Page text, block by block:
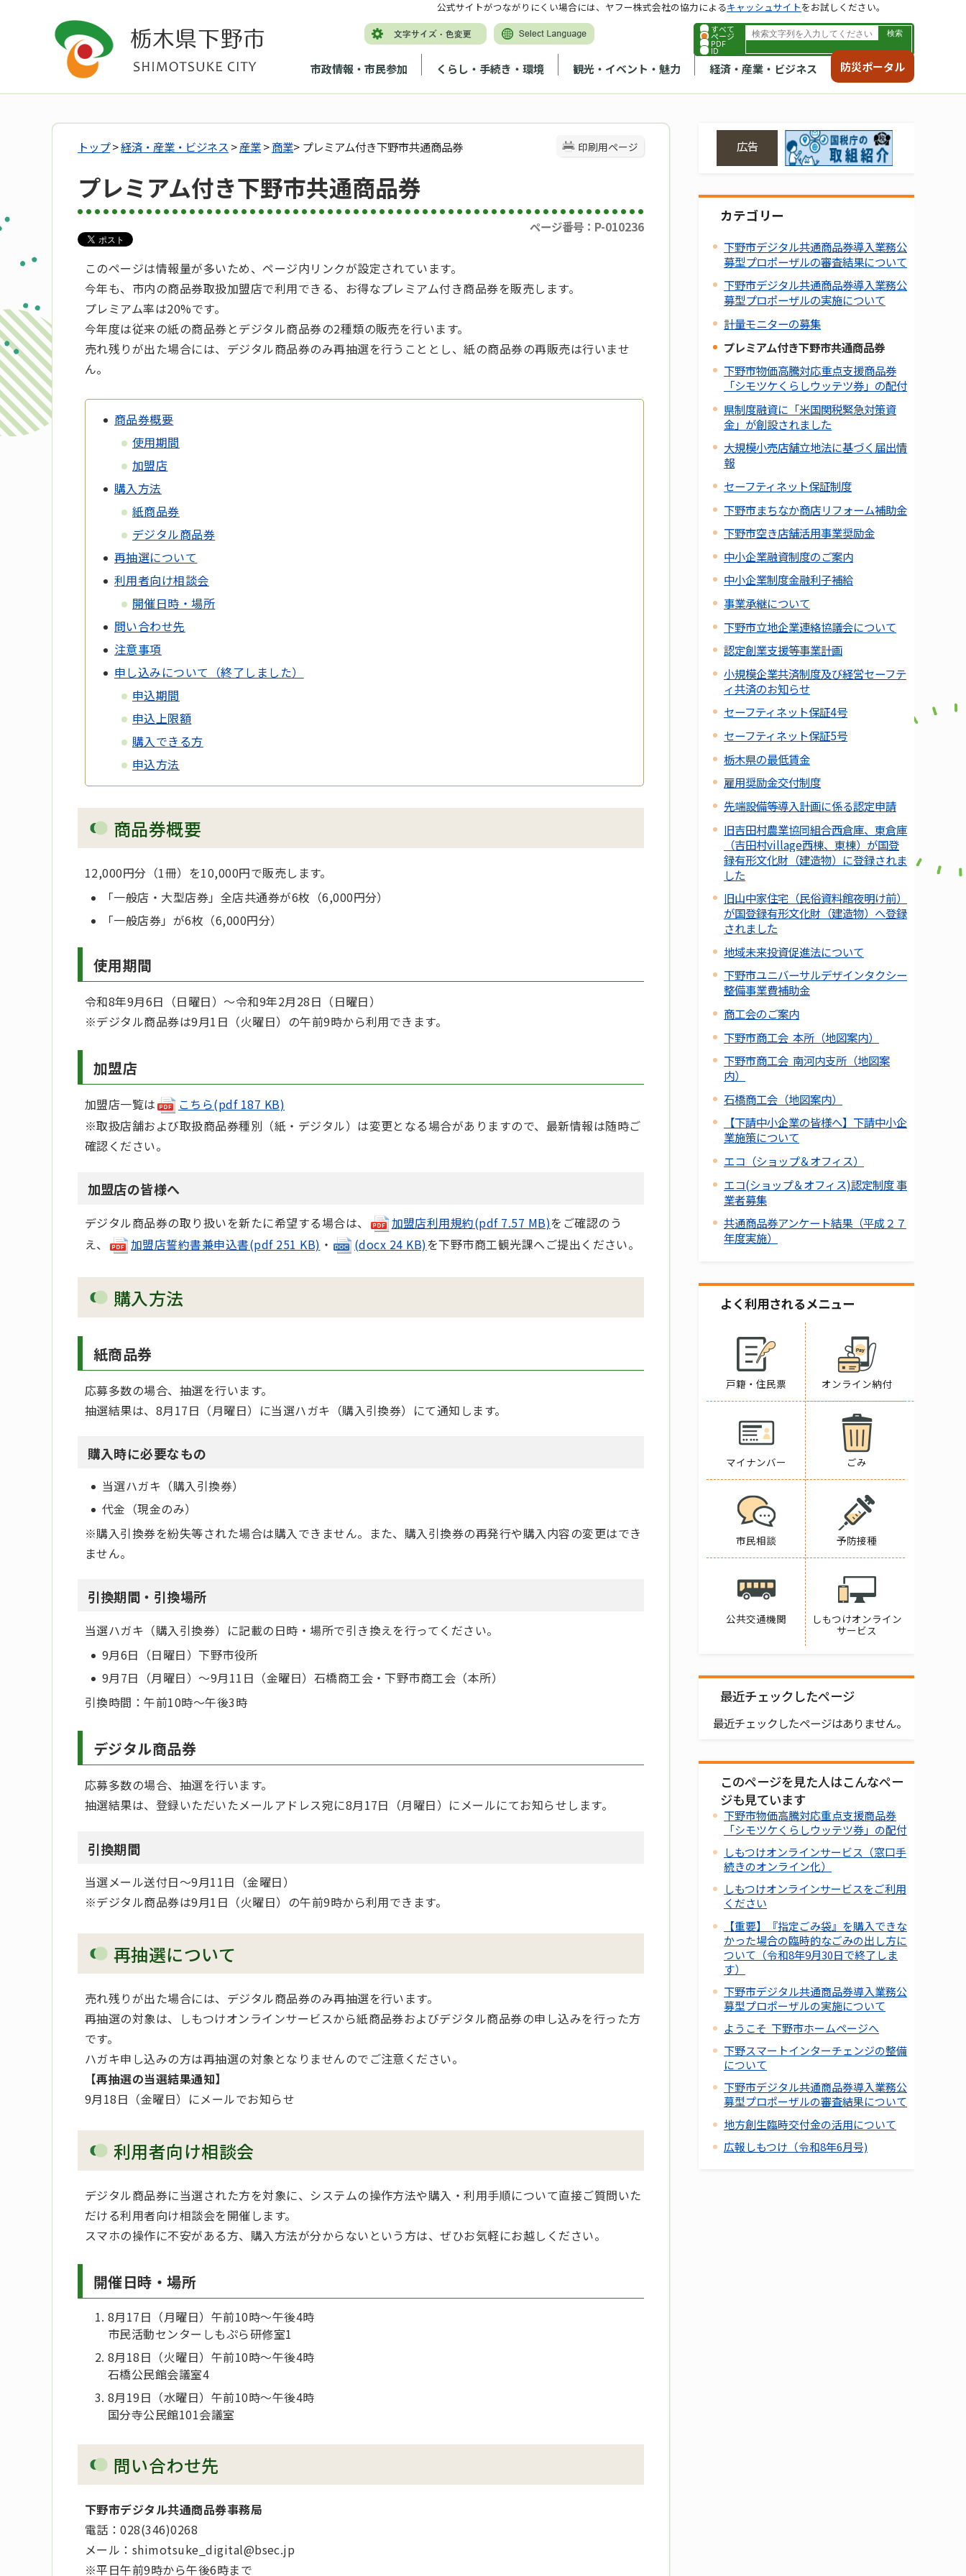
すべて
ページ
PDF
ID
市政情報・市民参加 くらし・手続き・環境 観光・イベント・魅力 経済・産業・ビジネス 防災ポータル
公式サイトがつながりにくい場合には、ヤフー株式会社の協力によるキャッシュサイトをお試しください。
印刷用ページ
トップ>経済・産業・ビジネス >産業>商業> プレミアム付き下野市共通商品券
プレミアム付き下野市共通商品券
ページ番号：P-010236
このページは情報量が多いため、ページ内リンクが設定されています。
今年も、市内の商品券取扱加盟店で利用できる、お得なプレミアム付き商品券を販売します。
プレミアム率は20%です。
今年度は従来の紙の商品券とデジタル商品券の2種類の販売を行います。
売れ残りが出た場合には、デジタル商品券のみ再抽選を行うこととし、紙の商品券の再販売は行いませ
ん。
商品券概要
使用期間
加盟店
購入方法
紙商品券
デジタル商品券
再抽選について
利用者向け相談会
開催日時・場所
問い合わせ先
注意事項
申し込みについて（終了しました）
申込期間
申込上限額
購入できる方
申込方法
商品券概要
12,000円分（1冊）を10,000円で販売します。
「一般店・大型店券」全店共通券が6枚（6,000円分）
「一般店券」が6枚（6,000円分）
使用期間
令和8年9月6日（日曜日）～令和9年2月28日（日曜日）
※デジタル商品券は9月1日（火曜日）の午前9時から利用できます。
加盟店
加盟店一覧は
こちら(pdf 187 KB)
※取扱店舗および取扱商品券種別（紙・デジタル）は変更となる場合がありますので、最新情報は随時ご
確認ください。
加盟店の皆様へ
デジタル商品券の取り扱いを新たに希望する場合は、 加盟店利用規約(pdf 7.57 MB)をご確認のう
え、
加盟店誓約書兼申込書(pdf 251 KB) ・ (docx 24 KB)を下野市商工観光課へご提出ください。
購入方法
紙商品券
応募多数の場合、抽選を行います。
抽選結果は、8月17日（月曜日）に当選ハガキ（購入引換券）にて通知します。
購入時に必要なもの
当選ハガキ（購入引換券）
代金（現金のみ）
※購入引換券を紛失等された場合は購入できません。また、購入引換券の再発行や購入内容の変更はでき
ません。
引換期間・引換場所
当選ハガキ（購入引換券）に記載の日時・場所で引き換えを行ってください。
9月6日（日曜日）下野市役所
9月7日（月曜日）～9月11日（金曜日）石橋商工会・下野市商工会（本所）
引換時間：午前10時～午後3時
デジタル商品券
応募多数の場合、抽選を行います。
抽選結果は、登録いただいたメールアドレス宛に8月17日（月曜日）にメールにてお知らせします。
引換期間
当選メール送付日～9月11日（金曜日）
※デジタル商品券は9月1日（火曜日）の午前9時から利用できます。
再抽選について
売れ残りが出た場合には、デジタル商品券のみ再抽選を行います。
再抽選の対象は、しもつけオンラインサービスから紙商品券およびデジタル商品券の申し込みを行った方
です。
ハガキ申し込みの方は再抽選の対象となりませんのでご注意ください。
【再抽選の当選結果通知】
9月18日（金曜日）にメールでお知らせ
利用者向け相談会
デジタル商品券に当選された方を対象に、システムの操作方法や購入・利用手順について直接ご質問いた
だける利用者向け相談会を開催します。
スマホの操作に不安がある方、購入方法が分からないという方は、ぜひお気軽にお越しください。
開催日時・場所
8月17日（月曜日）午前10時～午後4時
市民活動センターしもぷら研修室1
8月18日（火曜日）午前10時～午後4時
石橋公民館会議室4
8月19日（水曜日）午前10時～午後4時
国分寺公民館101会議室
問い合わせ先
下野市デジタル共通商品券事務局
電話：028(346)0268
メール：shimotsuke_digital@bsec.jp
※平日午前9時から午後6時まで
広告
カテゴリー
下野市デジタル共通商品券導入業務公
募型プロポーザルの審査結果について
下野市デジタル共通商品券導入業務公
募型プロポーザルの実施について
計量モニターの募集
プレミアム付き下野市共通商品券
下野市物価高騰対応重点支援商品券
「シモツケくらしウッテツ券」の配付
県制度融資に「米国関税緊急対策資
金」が創設されました
大規模小売店舗立地法に基づく届出情
報
セーフティネット保証制度
下野市まちなか商店リフォーム補助金
下野市空き店舗活用事業奨励金
中小企業融資制度のご案内
中小企業制度金融利子補給
事業承継について
下野市立地企業連絡協議会について
認定創業支援等事業計画
小規模企業共済制度及び経営セーフテ
ィ共済のお知らせ
セーフティネット保証4号
セーフティネット保証5号
栃木県の最低賃金
雇用奨励金交付制度
先端設備等導入計画に係る認定申請
旧吉田村農業協同組合西倉庫、東倉庫
（吉田村village西棟、東棟）が国登
録有形文化財（建造物）に登録されま
した
旧山中家住宅（民俗資料館夜明け前）
が国登録有形文化財（建造物）へ登録
されました
地域未来投資促進法について
下野市ユニバーサルデザインタクシー
整備事業費補助金
商工会のご案内
下野市商工会 本所（地図案内）
下野市商工会 南河内支所（地図案
内）
石橋商工会（地図案内）
【下請中小企業の皆様へ】下請中小企
業施策について
エコ（ショップ＆オフィス）
エコ(ショップ＆オフィス)認定制度 事
業者募集
共通商品券アンケート結果（平成２７
年度実施）
よく利用されるメニュー
戸籍・住民票 オンライン納付
マイナンバー ごみ
市民相談 予防接種
公共交通機関
しもつけオンライン
サービス
最近チェックしたページ
最近チェックしたページはありません。
このページを見た人はこんなペー
ジも見ています
下野市物価高騰対応重点支援商品券
「シモツケくらしウッテツ券」の配付
しもつけオンラインサービス（窓口手
続きのオンライン化）
しもつけオンラインサービスをご利用
ください
【重要】『指定ごみ袋』を購入できな
かった場合の臨時的なごみの出し方に
ついて（令和8年9月30日で終了しま
す）
下野市デジタル共通商品券導入業務公
募型プロポーザルの実施について
ようこそ 下野市ホームページへ
下野スマートインターチェンジの整備
について
下野市デジタル共通商品券導入業務公
募型プロポーザルの審査結果について
地方創生臨時交付金の活用について
広報しもつけ（令和8年6月号)